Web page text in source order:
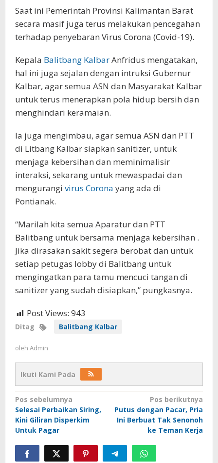
Saat ini Pemerintah Provinsi Kalimantan Barat
secara masif juga terus melakukan pencegahan
terhadap penyebaran Virus Corona (Covid-19).
Kepala Balitbang KalbarAnfridus mengatakan,
hal ini juga sejalan dengan intruksi Gubernur
Kalbar, agar semua ASN dan Masyarakat Kalbar
untuk terus menerapkan pola hidup bersih dan
menghindari keramaian.
Ia juga mengimbau, agar semua ASN dan PTT
di Litbang Kalbar siapkan sanitizer, untuk
menjaga kebersihan dan meminimalisir
interaksi, sekarang untuk mewaspadai dan
mengurangi virus Corona yang ada di
Pontianak.
“Marilah kita semua Aparatur dan PTT
Balitbang untuk bersama menjaga kebersihan .
Jika dirasakan sakit segera berobat dan untuk
setiap petugas lobby di Balitbang untuk
mengingatkan para tamu mencuci tangan di
sanitizer yang sudah disiapkan,” pungkasnya.
Post Views: 943
Ditag Balitbang Kalbar
oleh Admin
Ikuti Kami Pada
Navigasi
pos
Pos sebelumnya
Selesai Perbaikan Siring,
Kini Giliran Disperkim
Untuk Pagar
Pos berikutnya
Putus dengan Pacar, Pria
Ini Berbuat Tak Senonoh
ke Teman Kerja